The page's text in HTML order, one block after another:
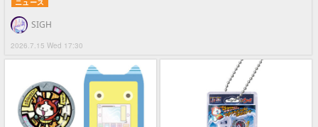
ニュース
2026.7.15 Wed 17:30
SIGH